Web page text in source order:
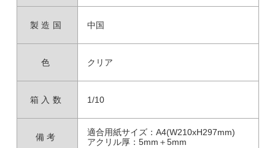
製造国 中国
色 クリア
箱入数 1/10
備考
適合用紙サイズ：A4(W210xH297mm)
アクリル厚：5mm＋5mm